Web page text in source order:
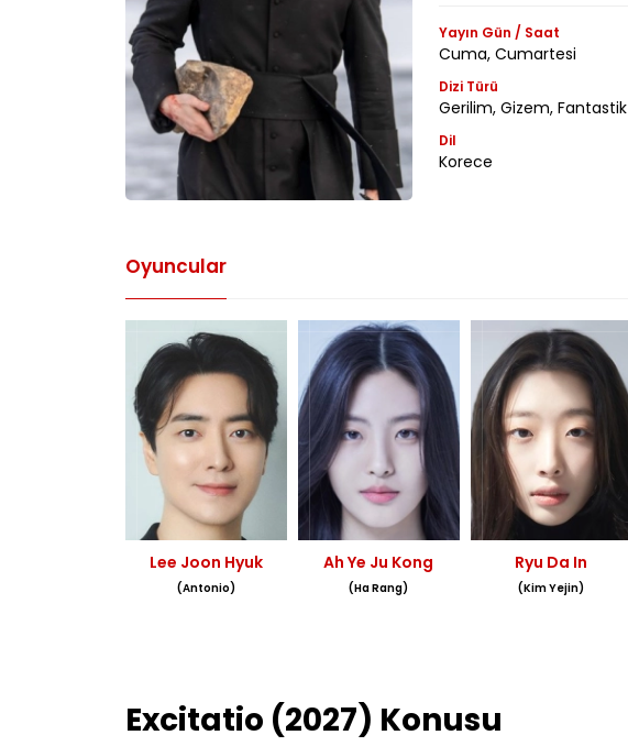
Yayın Gün / Saat
Cuma, Cumartesi
Dizi Türü
Gerilim, Gizem, Fantastik
Dil
Korece
Oyuncular
Lee Joon Hyuk
(Antonio)
Ah Ye Ju Kong
(Ha Rang)
Ryu Da In
(Kim Yejin)
Excitatio (2027) Konusu